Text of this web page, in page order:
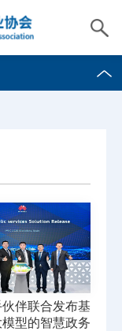
伴联合发布基
型的智慧政务